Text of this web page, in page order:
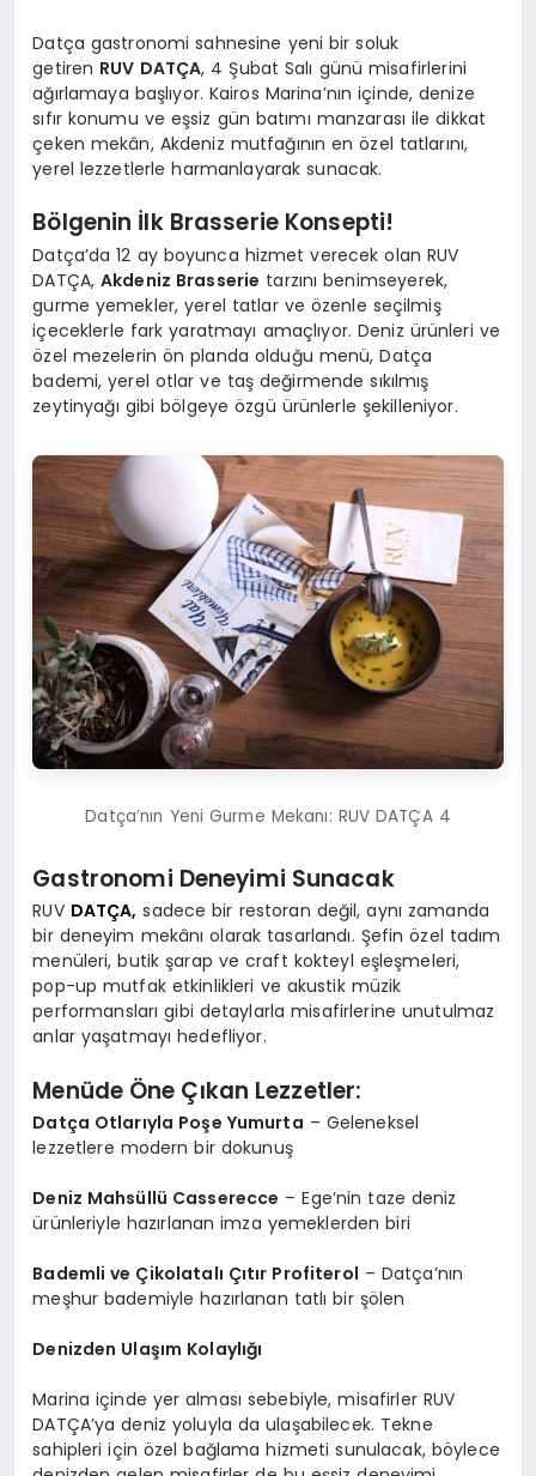
Datça gastronomi sahnesine yeni bir soluk
getiren RUV DATÇA, 4 Şubat Salı günü misafirlerini
ağırlamaya başlıyor. Kairos Marina’nın içinde, denize
sıfır konumu ve eşsiz gün batımı manzarası ile dikkat
çeken mekân, Akdeniz mutfağının en özel tatlarını,
yerel lezzetlerle harmanlayarak sunacak.
Bölgenin İlk Brasserie Konsepti!
Datça’da 12 ay boyunca hizmet verecek olan RUV
DATÇA,Akdeniz Brasserie tarzını benimseyerek,
gurme yemekler, yerel tatlar ve özenle seçilmiş
içeceklerle fark yaratmayı amaçlıyor. Deniz ürünleri ve
özel mezelerin ön planda olduğu menü, Datça
bademi, yerel otlar ve taş değirmende sıkılmış
zeytinyağı gibi bölgeye özgü ürünlerle şekilleniyor.
Datça’nın Yeni Gurme Mekanı: RUV DATÇA 4
Gastronomi Deneyimi Sunacak
RUV DATÇA, sadece bir restoran değil, aynı zamanda
bir deneyim mekânı olarak tasarlandı. Şefin özel tadım
menüleri, butik şarap ve craft kokteyl eşleşmeleri,
pop-up mutfak etkinlikleri ve akustik müzik
performansları gibi detaylarla misafirlerine unutulmaz
anlar yaşatmayı hedefliyor.
Menüde Öne Çıkan Lezzetler:
Datça Otlarıyla Poşe Yumurta – Geleneksel
lezzetlere modern bir dokunuş
Deniz Mahsüllü Casserecce – Ege’nin taze deniz
ürünleriyle hazırlanan imza yemeklerden biri
Bademli ve Çikolatalı Çıtır Profiterol – Datça’nın
meşhur bademiyle hazırlanan tatlı bir şölen
Denizden Ulaşım Kolaylığı
Marina içinde yer alması sebebiyle, misafirler RUV
DATÇA’ya deniz yoluyla da ulaşabilecek. Tekne
sahipleri için özel bağlama hizmeti sunulacak, böylece